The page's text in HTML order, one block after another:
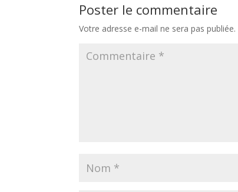
Poster le commentaire
Votre adresse e-mail ne sera pas publiée.